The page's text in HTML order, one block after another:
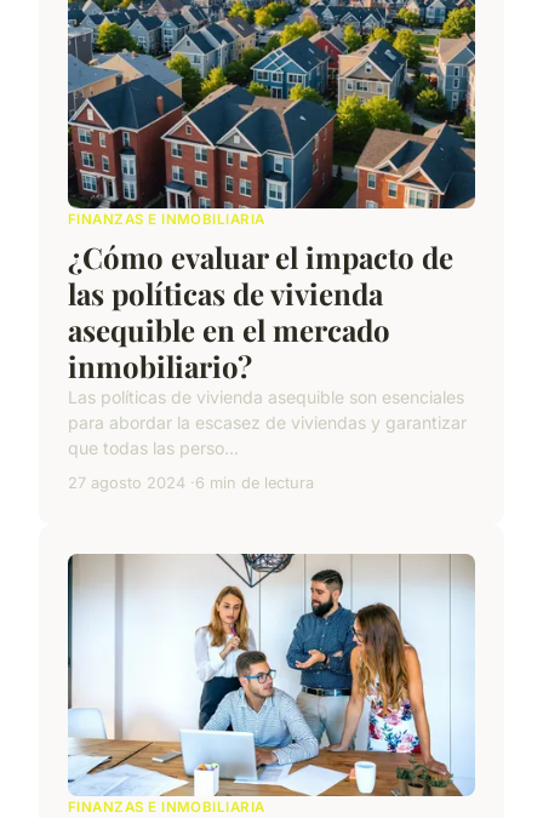
FINANZAS E INMOBILIARIA
¿Cómo evaluar el impacto de
las políticas de vivienda
asequible en el mercado
inmobiliario?
Las políticas de vivienda asequible son esenciales
para abordar la escasez de viviendas y garantizar
que todas las perso...
27 agosto 2024 6 min de lectura
FINANZAS E INMOBILIARIA